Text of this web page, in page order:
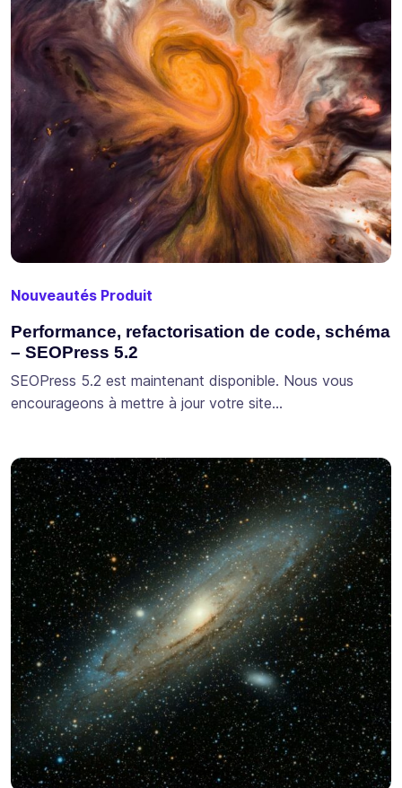
Nouveautés Produit
Performance, refactorisation de code, schéma
– SEOPress 5.2
SEOPress 5.2 est maintenant disponible. Nous vous
encourageons à mettre à jour votre site…